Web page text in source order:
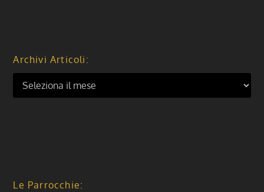
Archivi Articoli:
Le Parrocchie: